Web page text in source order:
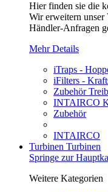
Hier finden sie die
Wir erweitern unser
Händler-Anfragen
Mehr Details
iTraps -
iFilters -
Zubehör
INTAIRCO
Zubehör
INTAIRCO
Turbinen Turbinen
Springe zur
Weitere Kategorien